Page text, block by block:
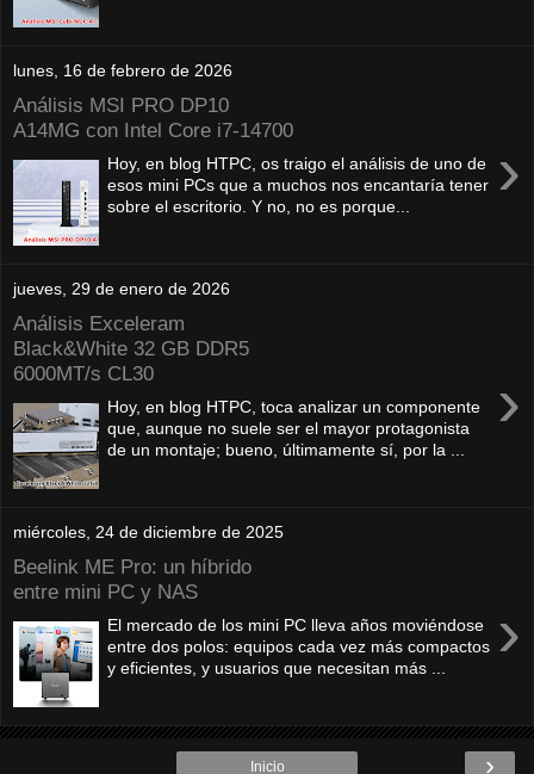
lunes, 16 de febrero de 2026
Análisis MSI PRO DP10
A14MG con Intel Core i7-14700
›
Hoy, en blog HTPC, os traigo el análisis de uno de
esos mini PCs que a muchos nos encantaría tener
sobre el escritorio. Y no, no es porque...
jueves, 29 de enero de 2026
Análisis Exceleram
Black&White 32 GB DDR5
6000MT/s CL30
›
Hoy, en blog HTPC, toca analizar un componente
que, aunque no suele ser el mayor protagonista
de un montaje; bueno, últimamente sí, por la ...
miércoles, 24 de diciembre de 2025
Beelink ME Pro: un híbrido
entre mini PC y NAS
›
El mercado de los mini PC lleva años moviéndose
entre dos polos: equipos cada vez más compactos
y eficientes, y usuarios que necesitan más ...
›
Inicio